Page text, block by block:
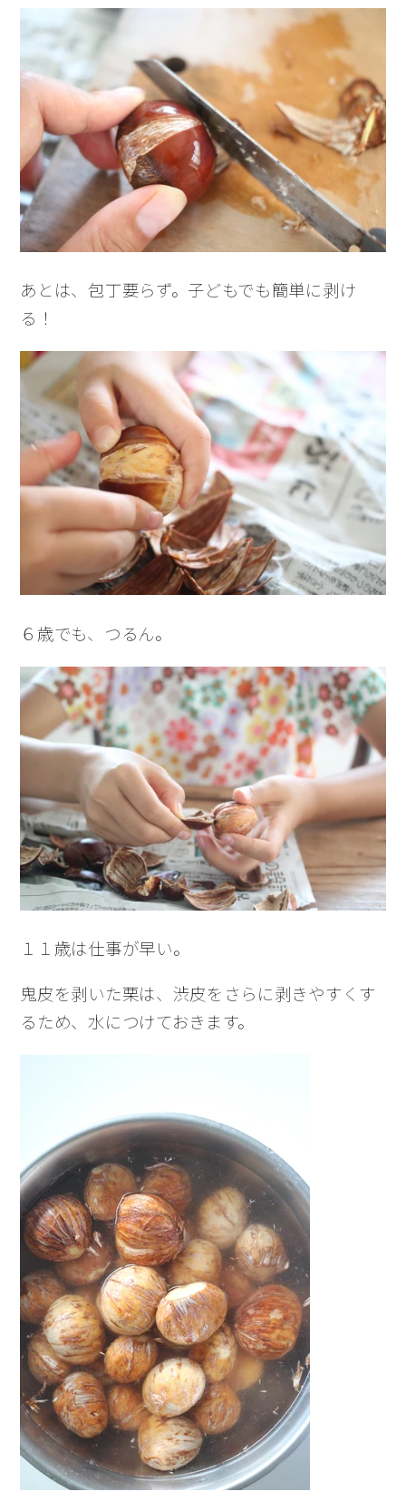
あとは、包丁要らず。子どもでも簡単に剥け
る！
６歳でも、つるん。
１１歳は仕事が早い。
鬼皮を剥いた栗は、渋皮をさらに剥きやすくす
るため、水につけておきます。